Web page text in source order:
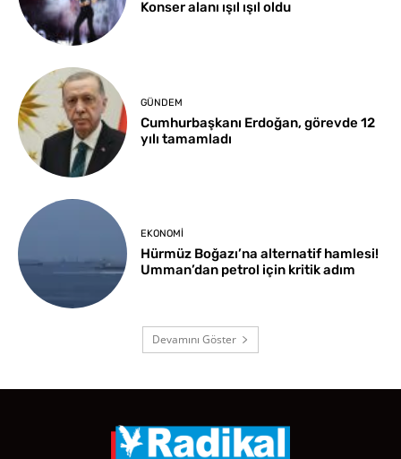
Konser alanı ışıl ışıl oldu
GÜNDEM
Cumhurbaşkanı Erdoğan, görevde 12
yılı tamamladı
EKONOMI
Hürmüz Boğazı’na alternatif hamlesi!
Umman’dan petrol için kritik adım
Devamını Göster